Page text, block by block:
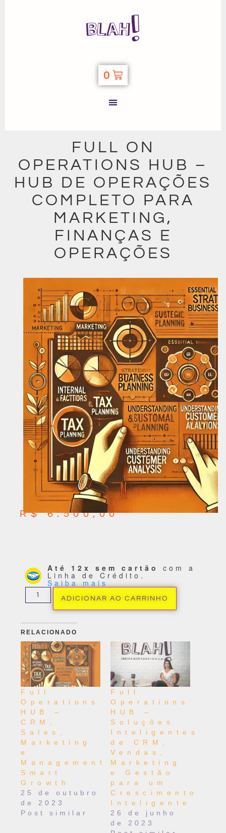
0
FULL ON
OPERATIONS HUB –
HUB DE OPERAÇÕES
COMPLETO PARA
MARKETING,
FINANÇAS E
OPERAÇÕES
R$6.500,00
Até 12x sem cartão com a
Linha de Crédito.
Saiba mais
ADICIONAR AO CARRINHO
RELACIONADO
Full
Operations
HUB –
CRM,
Sales,
Marketing
e
Management
Smart
Growth
25 de outubro
de 2023
Post similar
Full
Operations
HUB –
Soluções
Inteligentes
de CRM,
Vendas,
Marketing
e Gestão
para um
Crescimento
Inteligente
26 de junho
de 2023